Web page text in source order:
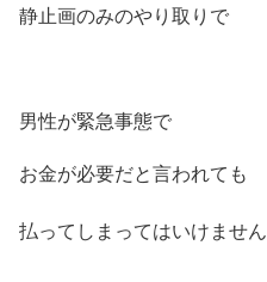
静止画のみのやり取りで
男性が緊急事態で
お金が必要だと言われても
払ってしまってはいけません